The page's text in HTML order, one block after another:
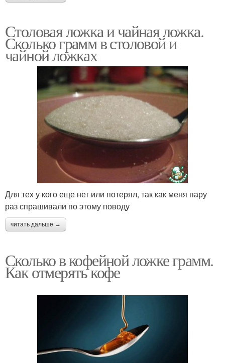
Столовая ложка и чайная ложка.
Сколько грамм в столовой и
чайной ложках
Для тех у кого еще нет или потерял, так как меня пару
раз спрашивали по этому поводу
читать дальше →
Сколько в кофейной ложке грамм.
Как отмерять кофе